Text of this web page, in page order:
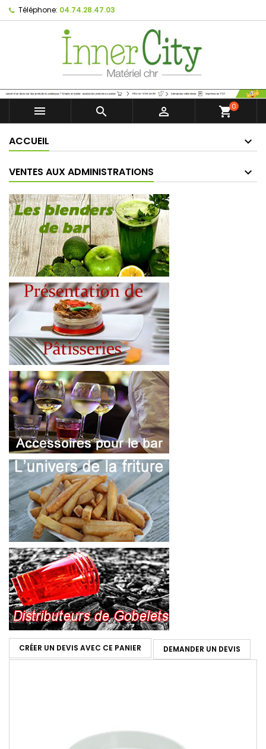
Téléphone: 04.74.28.47.03
   shopping_cart0
ACCUEIL
VENTES AUX ADMINISTRATIONS
CRÉER UN DEVIS AVEC CE PANIER DEMANDER UN DEVIS